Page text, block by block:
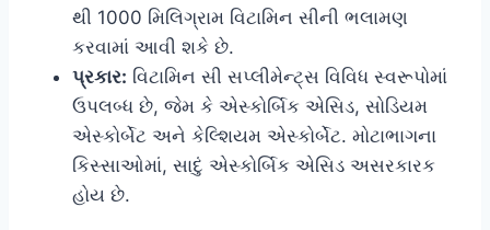
થી 1000 મિલિગ્રામ વિટામિન સીની ભલામણ
કરવામાં આવી શકે છે.
પ્રકાર: વિટામિન સી સપ્લીમેન્ટ્સ વિવિધ સ્વરૂપોમાં
ઉપલબ્ધ છે, જેમ કે એસ્કોર્બિક એસિડ, સોડિયમ
એસ્કોર્બેટ અને કેલ્શિયમ એસ્કોર્બેટ. મોટાભાગના
કિસ્સાઓમાં, સાદું એસ્કોર્બિક એસિડ અસરકારક
હોય છે.